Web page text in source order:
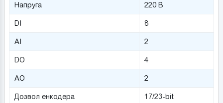
Напруга 220 В
DI 8
AI 2
DO 4
AO 2
Дозвол енкодера 17/23-bit